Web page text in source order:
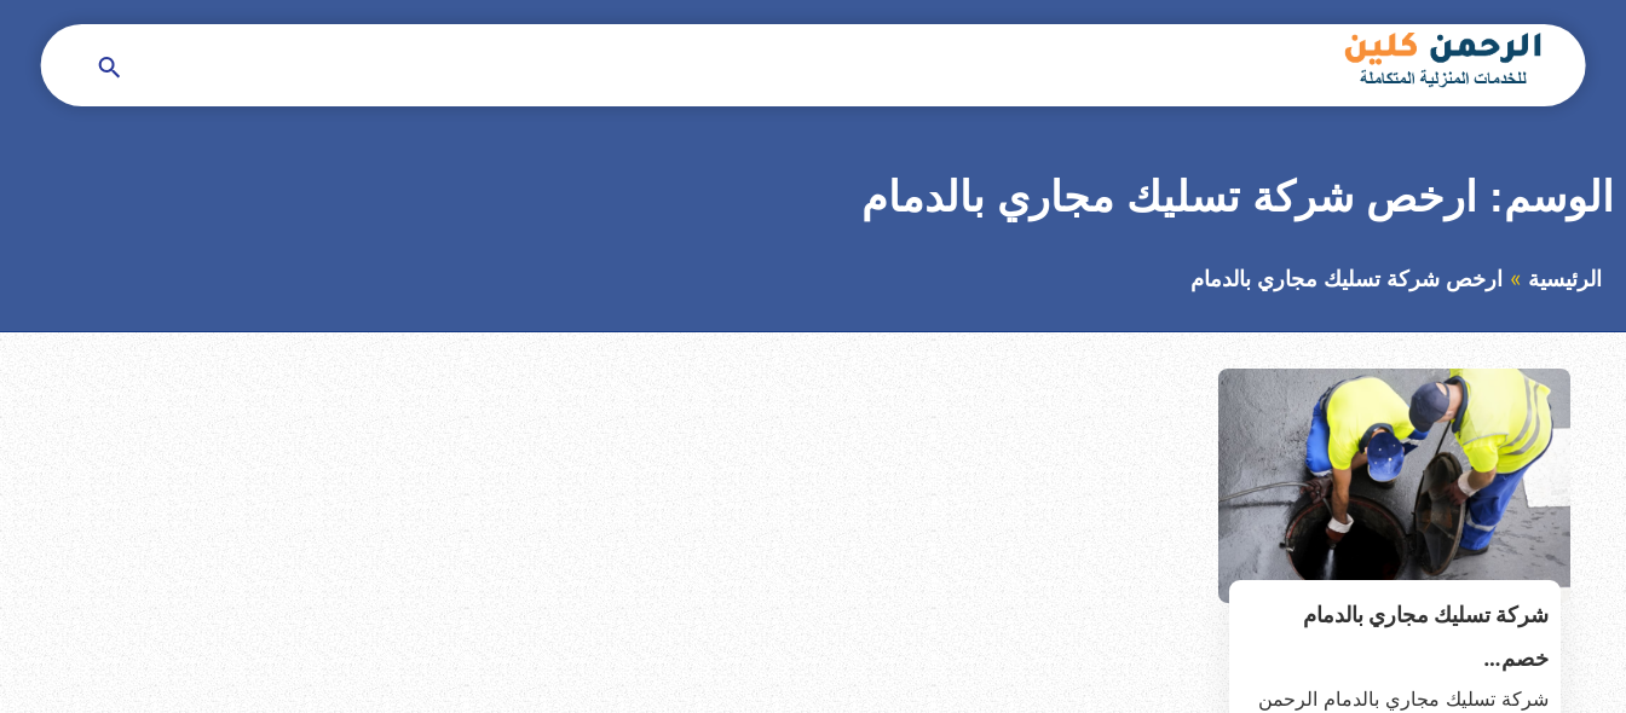
المحتوى
الوسم: ارخص شركة تسليك مجاري بالدمام
الرئيسية ارخص شركة تسليك مجاري بالدمام
شركة تسليك مجاري بالدمام
خصم…
شركة تسليك مجاري بالدمام الرحمن